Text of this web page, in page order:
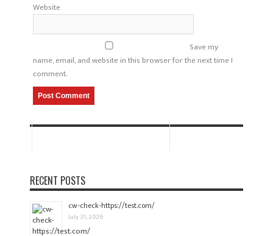
Website
Save my
name, email, and website in this browser for the next time I
comment.
RECENT POSTS
cw-check-https://test.com/
July 31, 2026